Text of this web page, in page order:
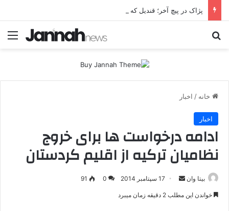
خانه / اخبار
اخبار
ادامه‌ درخواست ها برای خروج
نظامیان ترکیه از اقلیم کردستان
بیتا وان
ر
17 سپتامبر 2014 0
91
خواندن این مطلب 2 دقیقه زمان میبرد